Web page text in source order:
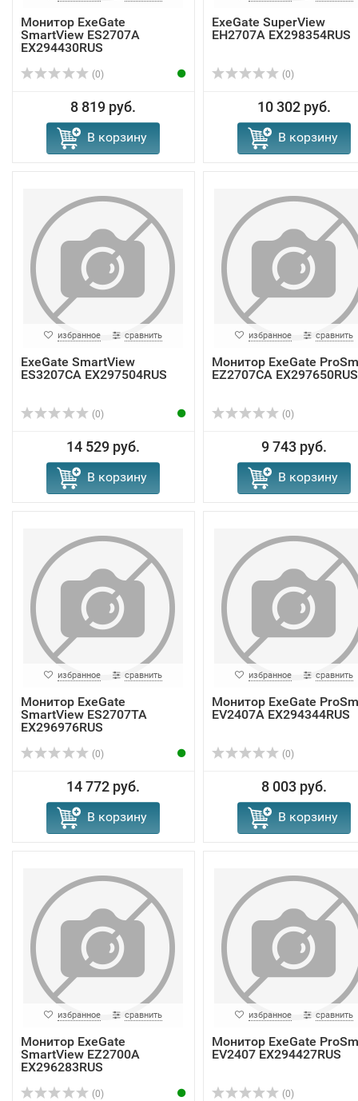
Монитор ExeGate
SmartView ES2707A
EX294430RUS
(0)
8 819 руб.
В корзину
ExeGate SuperView
EH2707A EX298354RUS
(0)
10 302 руб.
В корзину
избранное сравнить
ExeGate SmartView
ES3207CA EX297504RUS
(0)
14 529 руб.
В корзину
избранное сравнить
Монитор ExeGate
EZ2707CA EX297650RUS
(0)
9 743 руб.
В корзину
избранное сравнить
Монитор ExeGate
SmartView ES2707TA
EX296976RUS
(0)
14 772 руб.
В корзину
избранное сравнить
Монитор ExeGate
EV2407A EX294344RUS
(0)
8 003 руб.
В корзину
избранное сравнить
Монитор ExeGate
SmartView EZ2700A
EX296283RUS
(0)
избранное сравнить
Монитор ExeGate
EV2407 EX294427RUS
(0)